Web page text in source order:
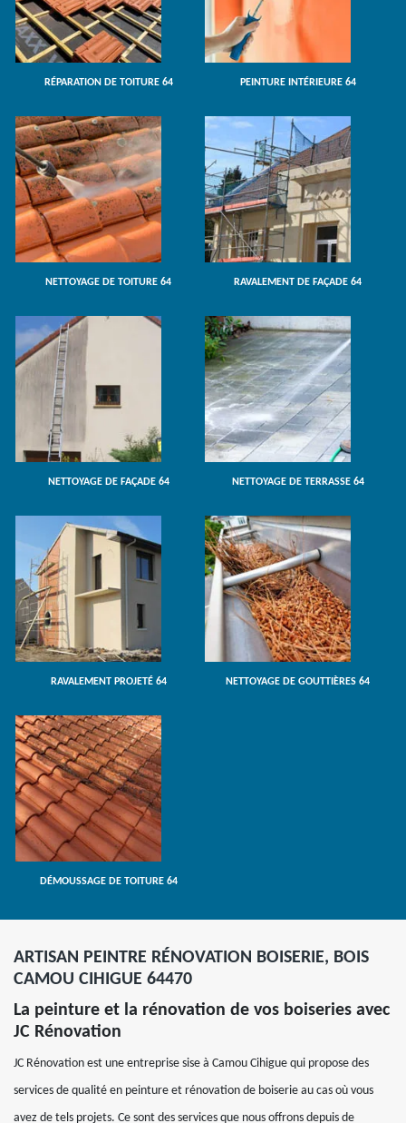
RÉPARATION DE TOITURE 64 PEINTURE INTÉRIEURE 64
NETTOYAGE DE TOITURE 64 RAVALEMENT DE FAÇADE 64
NETTOYAGE DE FAÇADE 64 NETTOYAGE DE TERRASSE 64
RAVALEMENT PROJETÉ 64 NETTOYAGE DE GOUTTIÈRES 64
DÉMOUSSAGE DE TOITURE 64
ARTISAN PEINTRE RÉNOVATION BOISERIE, BOIS
CAMOU CIHIGUE 64470
La peinture et la rénovation de vos boiseries avec
JC Rénovation
JC Rénovation est une entreprise sise à Camou Cihigue qui propose des
services de qualité en peinture et rénovation de boiserie au cas où vous
avez de tels projets. Ce sont des services que nous offrons depuis de